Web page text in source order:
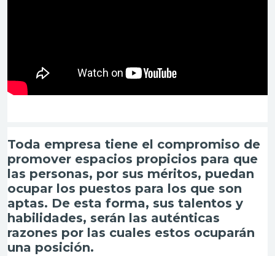
Toda empresa tiene el compromiso de
promover espacios propicios para que
las personas, por sus méritos, puedan
ocupar los puestos para los que son
aptas. De esta forma, sus talentos y
habilidades, serán las auténticas
razones por las cuales estos ocuparán
una posición.